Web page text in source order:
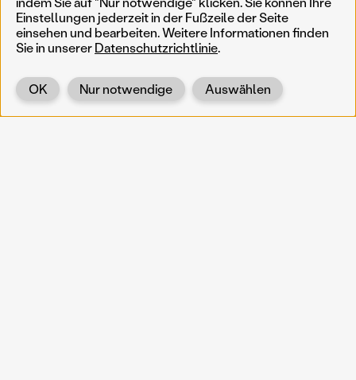
Zurück
Einstellungen jederzeit in der Fußzeile der Seite
einsehen und bearbeiten. Weitere Informationen finden
Sie in unsererDatenschutzrichtlinie.
Auswählen
Nur notwendige
OK